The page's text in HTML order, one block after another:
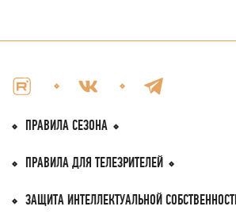
ПРАВИЛА СЕЗОНА
ПРАВИЛА ДЛЯ ТЕЛЕЗРИТEЛЕЙ
ЗАЩИТА ИНТЕЛЛЕКТУАЛЬНОЙ